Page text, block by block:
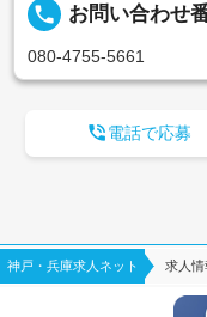
local_phone お問い合わせ
080-4755-5661
電話で応募
神戸・兵庫求人ネット 求人情